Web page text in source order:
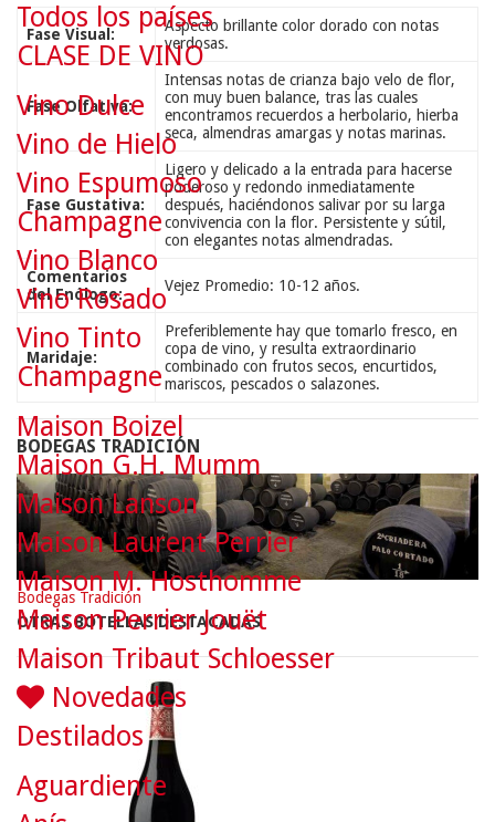
Fase Visual:
Aspecto brillante color dorado con notas
verdosas.
Fase Olfativa:
Intensas notas de crianza bajo velo de flor,
con muy buen balance, tras las cuales
encontramos recuerdos a herbolario, hierba
seca, almendras amargas y notas marinas.
Fase Gustativa:
Ligero y delicado a la entrada para hacerse
poderoso y redondo inmediatamente
después, haciéndonos salivar por su larga
convivencia con la flor. Persistente y sútil,
con elegantes notas almendradas.
Comentarios
del Enólogo:
Vejez Promedio: 10-12 años.
Maridaje:
Preferiblemente hay que tomarlo fresco, en
copa de vino, y resulta extraordinario
combinado con frutos secos, encurtidos,
mariscos, pescados o salazones.
BODEGAS TRADICIÓN
Bodegas Tradición
OTRAS BOTELLAS DESTACADAS
Todos los países
CLASE DE VINO
Vino Dulce
Vino de Hielo
Vino Espumoso
Champagne
Vino Blanco
Vino Rosado
Vino Tinto
Champagne
Maison Boizel
Maison G.H. Mumm
Maison Lanson
Maison Laurent Perrier
Maison M. Hosthomme
Maison Perrier Jouët
Maison Tribaut Schloesser
Novedades
Destilados
Aguardiente